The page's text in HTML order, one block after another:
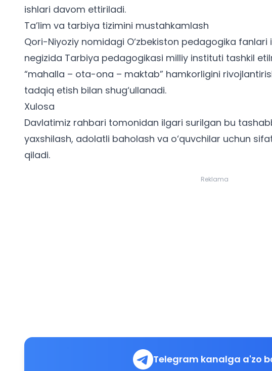
ishlari davom ettiriladi.
Ta’lim va tarbiya tizimini mustahkamlash
Qori-Niyoziy nomidagi O‘zbekiston pedagogika
negizida Tarbiya pedagogikasi milliy instituti tashkil
“mahalla – ota-ona – maktab” hamkorligini
tadqiq etish bilan shug‘ullanadi.
Xulosa
Davlatimiz rahbari tomonidan ilgari surilgan bu
yaxshilash, adolatli baholash va o‘quvchilar uchun
qiladi.
Reklama
Telegram kanalga a'zo